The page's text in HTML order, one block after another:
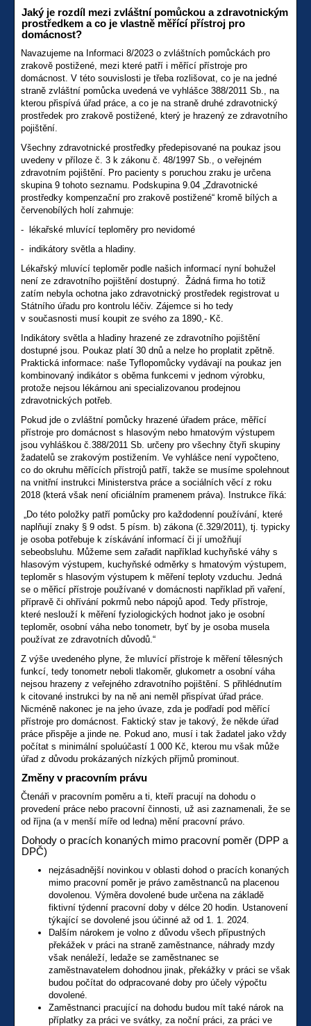
Jaký je rozdíl mezi zvláštní pomůckou a zdravotnickým
prostředkem a co je vlastně měřící přístroj pro
domácnost?
Navazujeme na Informaci 8/2023 o zvláštních pomůckách pro
zrakově postižené, mezi které patří i měřící přístroje pro
domácnost. V této souvislosti je třeba rozlišovat, co je na jedné
straně zvláštní pomůcka uvedená ve vyhlášce 388/2011 Sb., na
kterou přispívá úřad práce, a co je na straně druhé zdravotnický
prostředek pro zrakově postižené, který je hrazený ze zdravotního
pojištění.
Všechny zdravotnické prostředky předepisované na poukaz jsou
uvedeny v příloze č. 3 k zákonu č. 48/1997 Sb., o veřejném
zdravotním pojištění. Pro pacienty s poruchou zraku je určena
skupina 9 tohoto seznamu. Podskupina 9.04 „Zdravotnické
prostředky kompenzační pro zrakově postižené“ kromě bílých a
červenobílých holí zahrnuje:
- lékařské mluvící teploměry pro nevidomé
- indikátory světla a hladiny.
Lékařský mluvící teploměr podle našich informací nyní bohužel
není ze zdravotního pojištění dostupný. Žádná firma ho totiž
zatím nebyla ochotna jako zdravotnický prostředek registrovat u
Státního úřadu pro kontrolu léčiv. Zájemce si ho tedy
v současnosti musí koupit ze svého za 1890,- Kč.
Indikátory světla a hladiny hrazené ze zdravotního pojištění
dostupné jsou. Poukaz platí 30 dnů a nelze ho proplatit zpětně.
Praktická informace: naše Tyflopomůcky vydávají na poukaz jen
kombinovaný indikátor s oběma funkcemi v jednom výrobku,
protože nejsou lékárnou ani specializovanou prodejnou
zdravotnických potřeb.
Pokud jde o zvláštní pomůcky hrazené úřadem práce, měřící
přístroje pro domácnost s hlasovým nebo hmatovým výstupem
jsou vyhláškou č.388/2011 Sb. určeny pro všechny čtyři skupiny
žadatelů se zrakovým postižením. Ve vyhlášce není vypočteno,
co do okruhu měřících přístrojů patří, takže se musíme spolehnout
na vnitřní instrukci Ministerstva práce a sociálních věcí z roku
2018 (která však není oficiálním pramenem práva). Instrukce říká:
„Do této položky patří pomůcky pro každodenní používání, které
naplňují znaky § 9 odst. 5 písm. b) zákona (č.329/2011), tj. typicky
je osoba potřebuje k získávání informací či jí umožňují
sebeobsluhu. Můžeme sem zařadit například kuchyňské váhy s
hlasovým výstupem, kuchyňské odměrky s hmatovým výstupem,
teploměr s hlasovým výstupem k měření teploty vzduchu. Jedná
se o měřicí přístroje používané v domácnosti například při vaření,
přípravě či ohřívání pokrmů nebo nápojů apod. Tedy přístroje,
které neslouží k měření fyziologických hodnot jako je osobní
teploměr, osobní váha nebo tonometr, byť by je osoba musela
používat ze zdravotních důvodů.“
Z výše uvedeného plyne, že mluvící přístroje k měření tělesných
funkcí, tedy tonometr neboli tlakoměr, glukometr a osobní váha
nejsou hrazeny z veřejného zdravotního pojištění. S přihlédnutím
k citované instrukci by na ně ani neměl přispívat úřad práce.
Nicméně nakonec je na jeho úvaze, zda je podřadí pod měřící
přístroje pro domácnost. Faktický stav je takový, že někde úřad
práce přispěje a jinde ne. Pokud ano, musí i tak žadatel jako vždy
počítat s minimální spoluúčastí 1 000 Kč, kterou mu však může
úřad z důvodu prokázaných nízkých příjmů prominout.
Změny v pracovním právu
Čtenáři v pracovním poměru a ti, kteří pracují na dohodu o
provedení práce nebo pracovní činnosti, už asi zaznamenali, že se
od října (a v menší míře od ledna) mění pracovní právo.
Dohody o pracích konaných mimo pracovní poměr (DPP a
DPČ)
nejzásadnější novinkou v oblasti dohod o pracích konaných
mimo pracovní poměr je právo zaměstnanců na placenou
dovolenou. Výměra dovolené bude určena na základě
fiktivní týdenní pracovní doby v délce 20 hodin. Ustanovení
týkající se dovolené jsou účinné až od 1. 1. 2024.
Dalším nárokem je volno z důvodu všech přípustných
překážek v práci na straně zaměstnance, náhrady mzdy
však nenáleží, ledaže se zaměstnanec se
zaměstnavatelem dohodnou jinak, překážky v práci se však
budou počítat do odpracované doby pro účely výpočtu
dovolené.
Zaměstnanci pracující na dohodu budou mít také nárok na
příplatky za práci ve svátky, za noční práci, za práci ve